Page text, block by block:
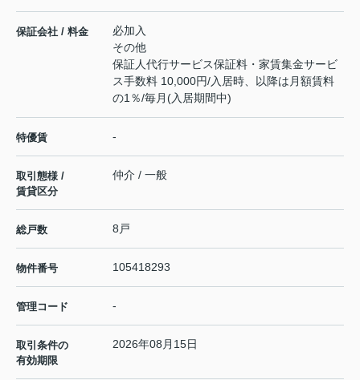
保証会社 / 料金
必加入
その他
保証人代行サービス保証料・家賃集金サービ
ス手数料 10,000円/入居時、以降は月額賃料
の1％/毎月(入居期間中)
特優賃 -
取引態様 /
賃貸区分
仲介 / 一般
総戸数 8戸
物件番号 105418293
管理コード -
取引条件の
有効期限
2026年08月15日